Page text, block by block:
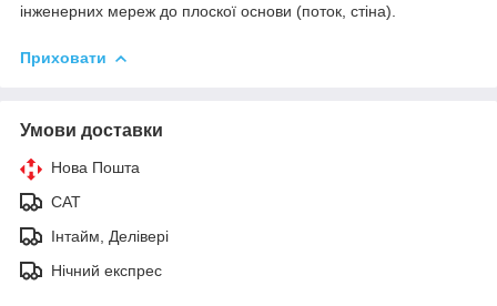
інженерних мереж до плоскої основи (поток, стіна).
Приховати
Умови доставки
Нова Пошта
САТ
Інтайм, Делівері
Нічний експрес